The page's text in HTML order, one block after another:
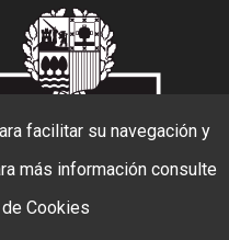
derechos
facilitar su navegación y
más información consulte
Cookies